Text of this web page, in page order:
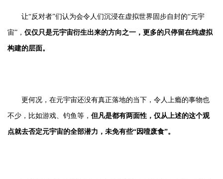
让“反对者”们认为会令人们沉浸在虚拟世界固步自封的“元宇
宙”， 仅仅只是元宇宙衍生出来的方向之一，更多的只停留在纯虚拟
构建的层面。
更何况，在元宇宙还没有真正落地的当下，令人上瘾的事物也
不少，比如游戏、钓鱼等， 但凡是都有两面性，仅从上述的这个观
点就去否定元宇宙的全部潜力，未免有些“因噎废食”。